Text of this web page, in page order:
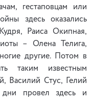
гестаповцам или
здесь оказались
Раиса Окипная,
– Олена Телига,
другие. Потом в
таким известным
Василий Стус, Гелий
провел здесь и